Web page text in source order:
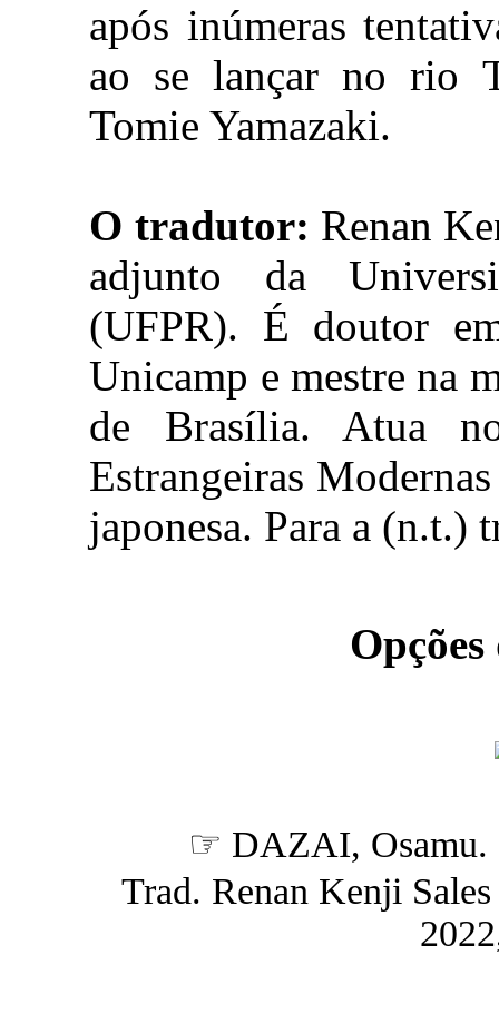
após inúmeras
ao se lançar no rio
Tomie Yamazaki.
O tradutor: Renan
adjunto da
(UFPR). É doutor
Unicamp e mestre na
de Brasília. Atua
Estrangeiras
japonesa. Para a
☞ DAZAI, Osamu.
Trad. Renan Kenji